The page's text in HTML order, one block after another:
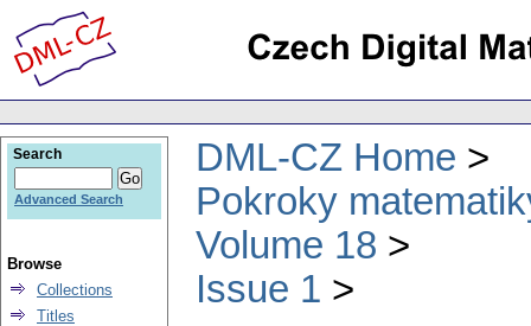
DML-CZ Home
Pokroky
Volume 18
Issue 1
Search
Advanced Search
Browse
Collections
Titles